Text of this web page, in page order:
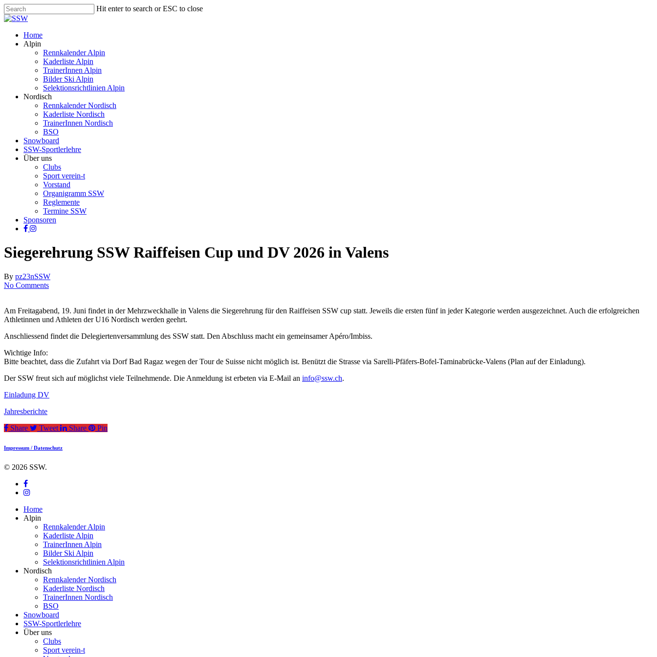
Skip
to
content
Hit enter to search or ESC to close
Close
Menu
Home
Alpin
Rennkalender Alpin
Kaderliste Alpin
TrainerInnen Alpin
Bilder Ski Alpin
Selektionsrichtlinien Alpin
Nordisch
Rennkalender Nordisch
Kaderliste Nordisch
TrainerInnen Nordisch
BSO
Snowboard
SSW-Sportlerlehre
Über uns
Clubs
Sport verein-t
Vorstand
Organigramm SSW
Reglemente
Termine SSW
Sponsoren
facebook
instagram
Siegerehrung SSW Raiffeisen Cup und DV 2026 in Valens
By pz23nSSW
No Comments
Am Freitagabend, 19. Juni findet in der Mehrzweckhalle in Valens die Siegerehrung für den Raiffeisen SSW cup statt. Jeweils die ersten fünf in jeder Kategorie werden ausgezeichnet. Auch die erfolgreichen
Athletinnen und Athleten der U16 Nordisch werden geehrt.
Anschliessend findet die Delegiertenversammlung des SSW statt. Den Abschluss macht ein gemeinsamer Apéro/Imbiss.
Wichtige Info:
Bitte beachtet, dass die Zufahrt via Dorf Bad Ragaz wegen der Tour de Suisse nicht möglich ist. Benützt die Strasse via Sarelli-Pfäfers-Bofel-Taminabrücke-Valens (Plan auf der Einladung).
Der SSW freut sich auf möglichst viele Teilnehmende. Die Anmeldung ist erbeten via E-Mail an info@ssw.ch.
Einladung DV
Jahresberichte
Share
Tweet Share Pin
Impressum / Datenschutz
© 2026 SSW.
facebook
instagram
Close
Menu
Home
Alpin
Rennkalender Alpin
Kaderliste Alpin
TrainerInnen Alpin
Bilder Ski Alpin
Selektionsrichtlinien Alpin
Nordisch
Rennkalender Nordisch
Kaderliste Nordisch
TrainerInnen Nordisch
BSO
Snowboard
SSW-Sportlerlehre
Über uns
Clubs
Sport verein-t